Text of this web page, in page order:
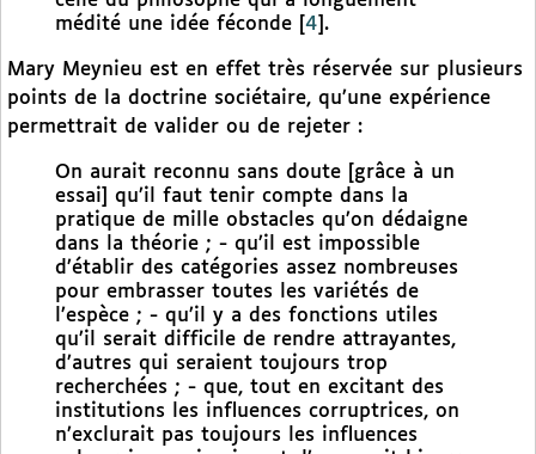
médité une idée féconde
4 .
Mary Meynieu est en effet très réservée sur plusieurs
points de la doctrine sociétaire, qu’une expérience
permettrait de valider ou de rejeter :
On aurait reconnu sans doute [grâce à un
essai] qu’il faut tenir compte dans la
pratique de mille obstacles qu’on dédaigne
dans la théorie ; - qu’il est impossible
d’établir des catégories assez nombreuses
pour embrasser toutes les variétés de
l’espèce ; - qu’il y a des fonctions utiles
qu’il serait difficile de rendre attrayantes,
d’autres qui seraient toujours trop
recherchées ; - que, tout en excitant des
institutions les influences corruptrices, on
n’exclurait pas toujours les influences